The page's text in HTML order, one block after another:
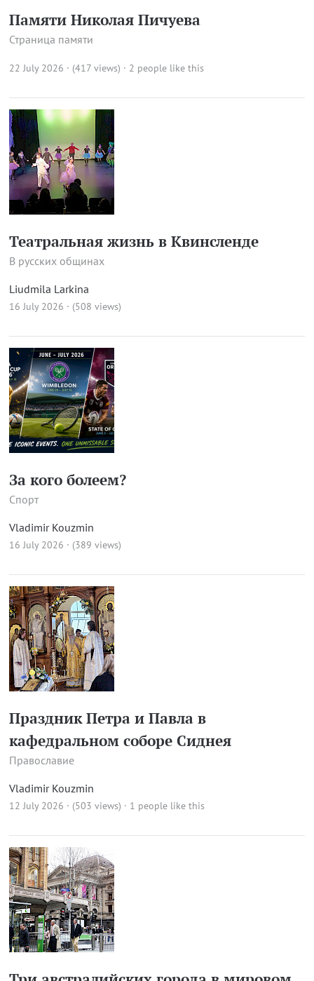
Памяти Николая Пичуева
Страница памяти
22 July 2026 · (417 views) · 2 people like this
Театральная жизнь в Квинсленде
В русских общинах
Liudmila Larkina
16 July 2026 · (508 views)
За кого болеем?
Спорт
Vladimir Kouzmin
16 July 2026 · (389 views)
Праздник Петра и Павла в
кафедральном соборе Сиднея
Православие
Vladimir Kouzmin
12 July 2026 · (503 views) · 1 people like this